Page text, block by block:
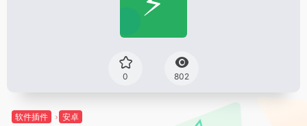
0 802
软件插件 安卓